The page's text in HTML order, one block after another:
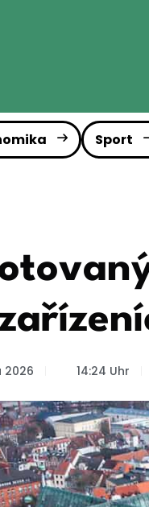
Sport
2026 14:24 Uhr